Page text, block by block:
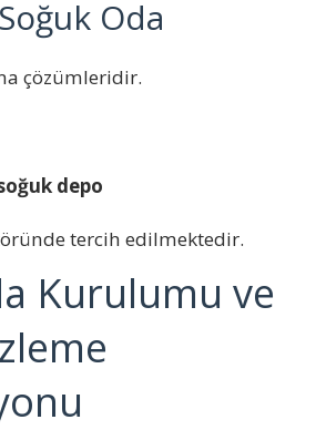
Oda
çözümleridir.
depo
tercih edilmektedir.
Kurulumu ve